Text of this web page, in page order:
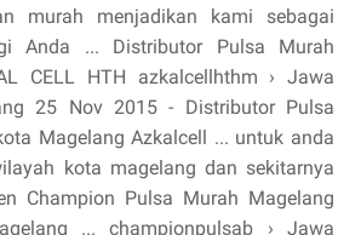
murah menjadikan kami sebagai
Anda ... Distributor Pulsa Murah
CELL HTH azkalcellhthm › Jawa
25 Nov 2015 - Distributor Pulsa
Magelang Azkalcell ... untuk anda
kota magelang dan sekitarnya
Champion Pulsa Murah Magelang
... championpulsab › Jawa